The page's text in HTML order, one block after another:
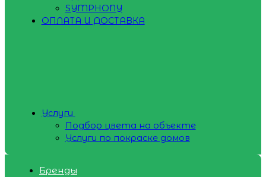
SYMPHONY
ОПЛАТА И ДОСТАВКА
Услуги
Подбор цвета на объекте
Услуги по покраске домов
Бренды